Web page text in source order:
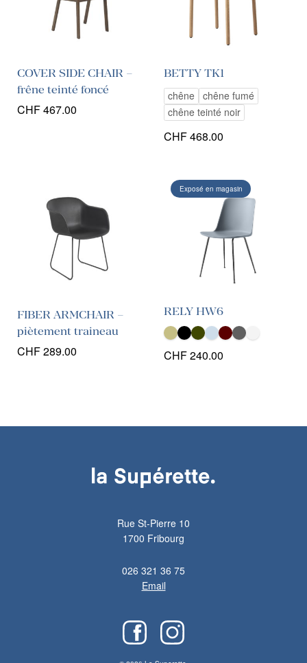
COVER SIDE CHAIR –
frêne teinté foncé
CHF467.00
BETTY TK1
chêne
chêne fumé
chêne teinté noir
CHF468.00
FIBER ARMCHAIR –
piètement traineau
CHF289.00
RELY HW6
CHF240.00
Exposé en magasin
Rue St-Pierre 10
1700 Fribourg
026 321 36 75
Email